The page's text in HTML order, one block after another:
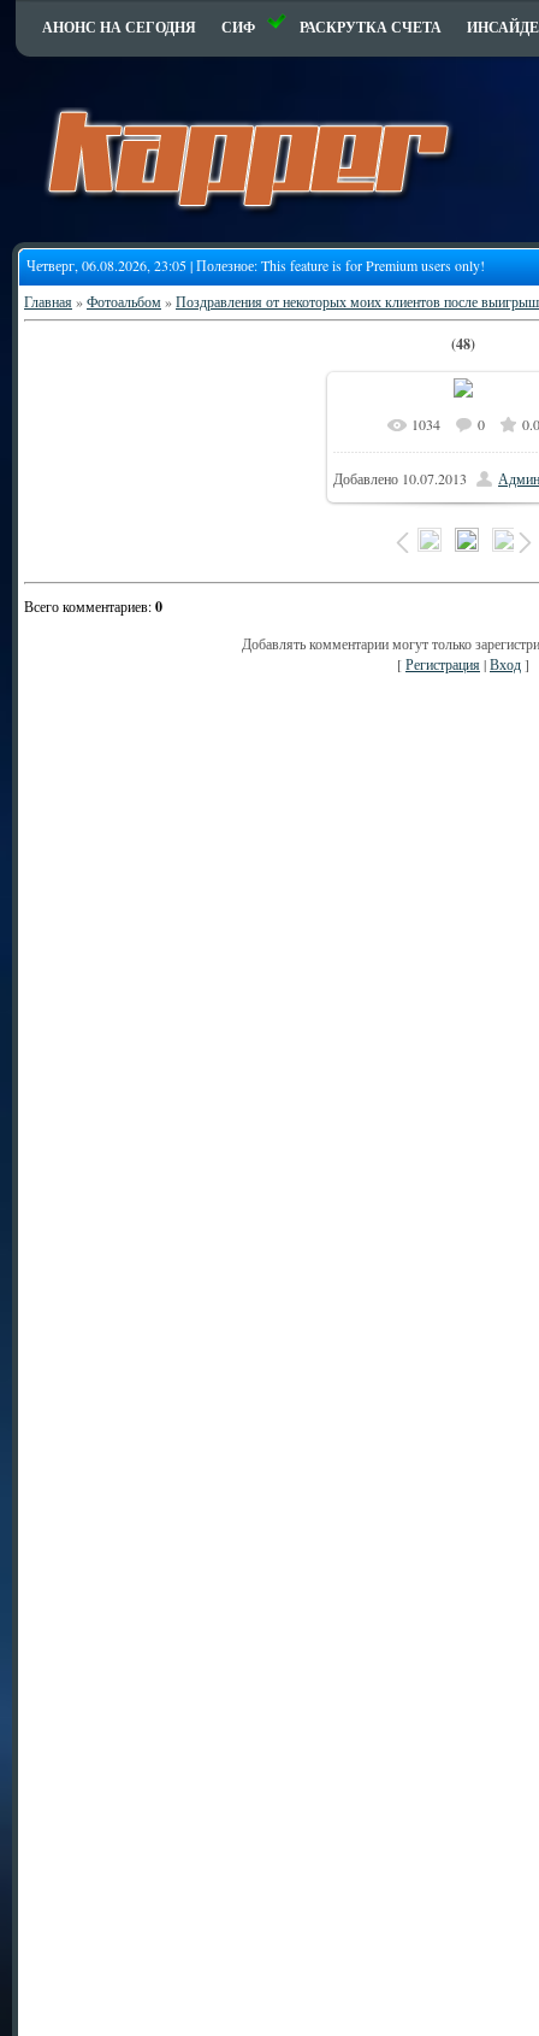
АНОНС НА СЕГОДНЯ СИФ РАСКРУТКА СЧЕТА
Четверг, 06.08.2026, 23:05 | Полезное:This feature is for Premium users only!
Главная»Фотоальбом»Поздравления от некоторых моих клиентов после
(48)
1034 0 0.0
Добавлено 10.07.2013
Всего комментариев:0
Добавлять комментарии могут только
[Регистрация|Вход]